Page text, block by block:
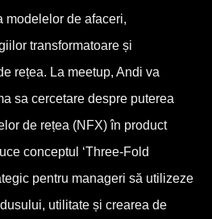
modelelor de afaceri,
transformatoare și
rețea. La meetup, Andi va
sa cercetare despre puterea
de rețea (NFX) în product
conceptul ‘Three-Fold
pentru manageri să utilizeze
utilitate și crearea de